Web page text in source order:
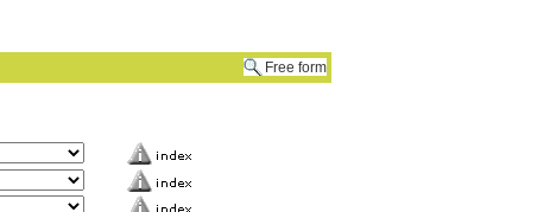
Free form